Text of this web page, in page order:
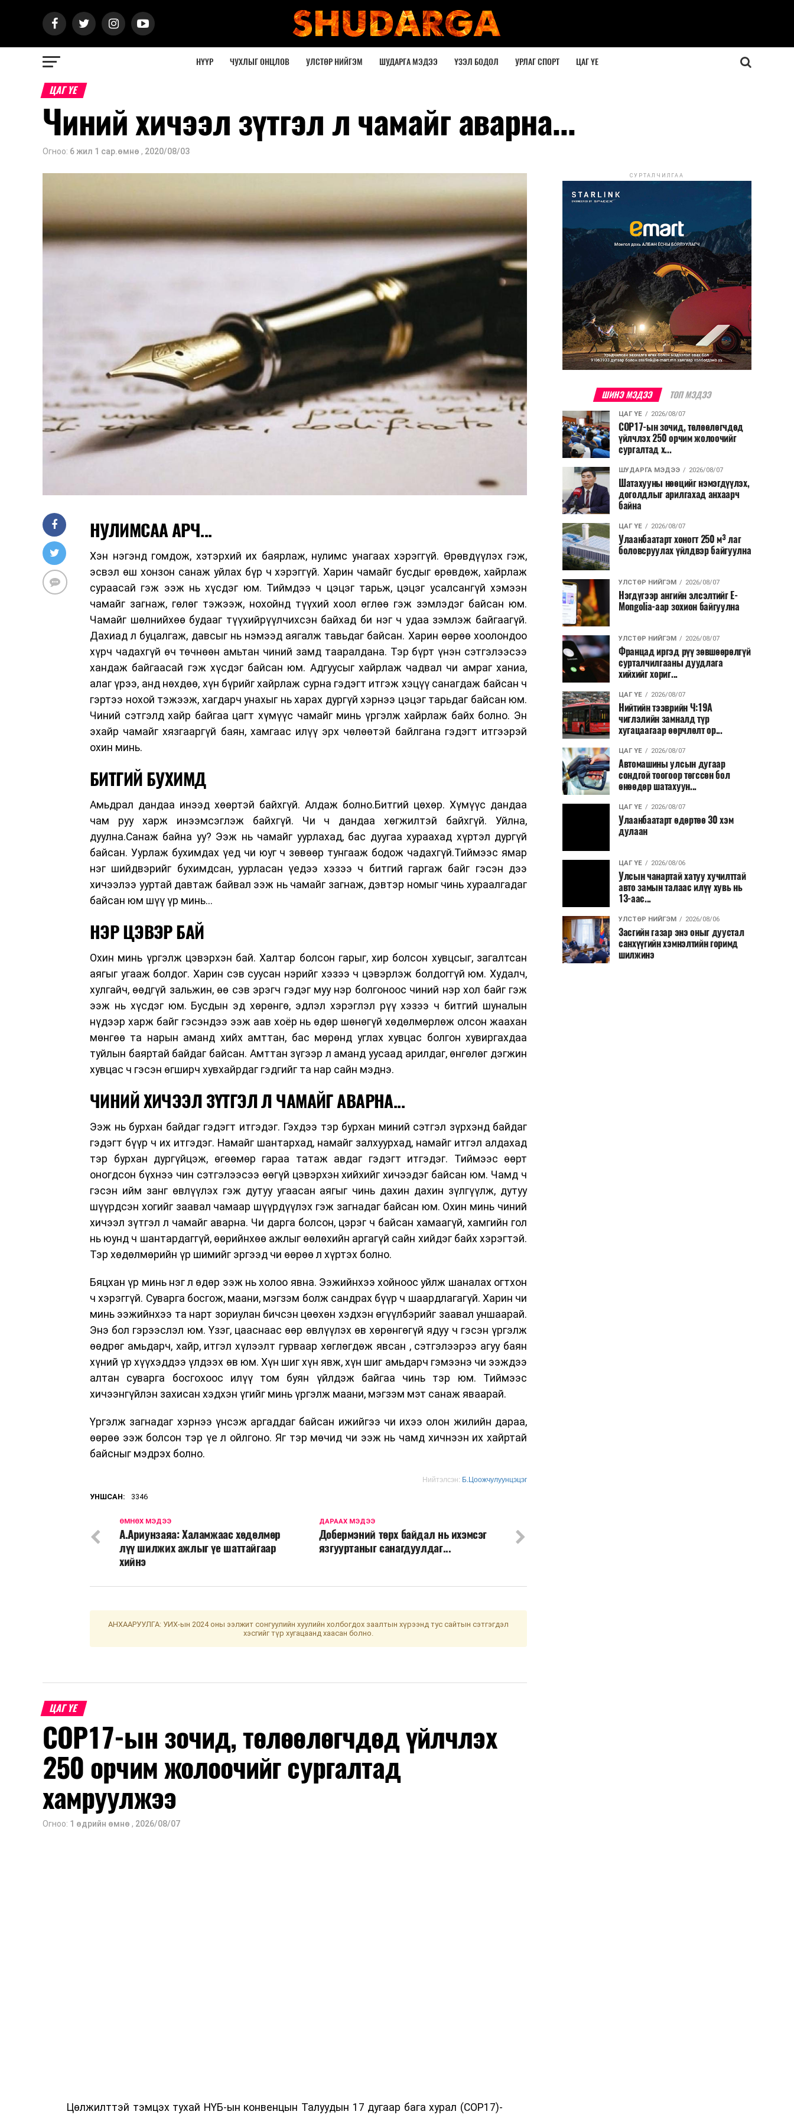
НҮҮР ЧУХЛЫГ ОНЦЛОВ УЛСТӨР НИЙГЭМ ШУДАРГА МЭДЭЭ ҮЗЭЛ БОДОЛ УРЛАГ СПОРТ ЦАГ ҮЕ
ЦАГ ҮЕ
Чиний хичээл зүтгэл л чамайг аварна...
Огноо: 6 жил 1 сар.өмнө , 2020/08/03
НУЛИМСАА АРЧ...
Хэн нэгэнд гомдож, хэтэрхий их баярлаж, нулимс унагаах хэрэггүй. Өрөвдүүлэх гэж,
эсвэл өш хонзон санаж уйлах бүр ч хэрэггүй. Харин чамайг бусдыг өрөвдөж, хайрлаж
сураасай гэж ээж нь хүсдэг юм. Тиймдээ ч цэцэг тарьж, цэцэг усалсангүй хэмээн
чамайг загнаж, гөлөг тэжээж, нохойнд түүхий хоол өглөө гэж зэмлэдэг байсан юм.
Чамайг шөлнийхөө будааг түүхийрүүлчихсэн байхад би нэг ч удаа зэмлэж байгаагүй.
Дахиад л буцалгаж, давсыг нь нэмээд аягалж тавьдаг байсан. Харин өөрөө хоолондоо
хүрч чадахгүй өч төчнөөн амьтан чиний замд тааралдана. Тэр бүрт үнэн сэтгэлээсээ
хандаж байгаасай гэж хүсдэг байсан юм. Адгуусыг хайрлаж чадвал чи амраг ханиа,
алаг үрээ, анд нөхдөө, хүн бүрийг хайрлаж сурна гэдэгт итгэж хэцүү санагдаж байсан ч
гэртээ нохой тэжээж, хагдарч унахыг нь харах дургүй хэрнээ цэцэг тарьдаг байсан юм.
Чиний сэтгэлд хайр байгаа цагт хүмүүс чамайг минь үргэлж хайрлаж байх болно. Эн
эхайр чамайг хязгааргүй баян, хамгаас илүү эрх чөлөөтэй байлгана гэдэгт итгээрэй
охин минь.
БИТГИЙ БУХИМД
Амьдрал дандаа инээд хөөртэй байхгүй. Алдаж болно.Битгий цөхөр. Хүмүүс дандаа
чам руу харж инээмсэглэж байхгүй. Чи ч дандаа хөгжилтэй байхгүй. Уйлна,
дуулна.Санаж байна уу? Ээж нь чамайг уурлахад, бас дуугаа хураахад хүртэл дургүй
байсан. Уурлаж бухимдах үед чи юуг ч зөвөөр тунгааж бодож чадахгүй.Тиймээс ямар
нэг шийдвэрийг бухимдсан, уурласан үедээ хэзээ ч битгий гаргаж байг гэсэн дээ
хичээлээ ууртай давтаж байвал ээж нь чамайг загнаж, дэвтэр номыг чинь хураалгадаг
байсан юм шүү үр минь...
НЭР ЦЭВЭР БАЙ
Охин минь үргэлж цэвэрхэн бай. Халтар болсон гарыг, хир болсон хувцсыг, загалтсан
аягыг угааж болдог. Харин сэв суусан нэрийг хэзээ ч цэвэрлэж болдоггүй юм. Худалч,
хулгайч, өөдгүй зальжин, өө сэв эрэгч гэдэг муу нэр болгоноос чиний нэр хол байг гэж
ээж нь хүсдэг юм. Бусдын эд хөрөнгө, эдлэл хэрэглэл рүү хэзээ ч битгий шуналын
нүдээр харж байг гэсэндээ ээж аав хоёр нь өдөр шөнөгүй хөдөлмөрлөж олсон жаахан
мөнгөө та нарын аманд хийх амттан, бас мөрөнд углах хувцас болгон хувиргахдаа
туйлын баяртай байдаг байсан. Амттан зүгээр л аманд уусаад арилдаг, өнгөлөг дэгжин
хувцас ч гэсэн өгширч хувхайрдаг гэдгийг та нар сайн мэднэ.
ЧИНИЙ ХИЧЭЭЛ ЗҮТГЭЛ Л ЧАМАЙГ АВАРНА...
Ээж нь бурхан байдаг гэдэгт итгэдэг. Гэхдээ тэр бурхан миний сэтгэл зүрхэнд байдаг
гэдэгт бүүр ч их итгэдэг. Намайг шантархад, намайг залхуурхад, намайг итгэл алдахад
тэр бурхан дургүйцэж, өгөөмөр гараа татаж авдаг гэдэгт итгэдэг. Тиймээс өөрт
оногдсон бүхнээ чин сэтгэлээсээ өөгүй цэвэрхэн хийхийг хичээдэг байсан юм. Чамд ч
гэсэн ийм занг өвлүүлэх гэж дутуу угаасан аягыг чинь дахин дахин зүлгүүлж, дутуу
шүүрдсэн хогийг заавал чамаар шүүрдүүлэх гэж загнадаг байсан юм. Охин минь чиний
хичээл зүтгэл л чамайг аварна. Чи дарга болсон, цэрэг ч байсан хамаагүй, хамгийн гол
нь юунд ч шантардаггүй, өөрийнхөө ажлыг өөлөхийн аргагүй сайн хийдэг байх хэрэгтэй.
Тэр хөдөлмөрийн үр шимийг эргээд чи өөрөө л хүртэх болно.
Бяцхан үр минь нэг л өдөр ээж нь холоо явна. Ээжийнхээ хойноос уйлж шаналах огтхон
ч хэрэггүй. Суварга босгож, маани, мэгзэм болж сандрах бүүр ч шаардлагагүй. Харин чи
минь ээжийнхээ та нарт зориулан бичсэн цөөхөн хэдхэн өгүүлбэрийг заавал уншаарай.
Энэ бол гэрээслэл юм. Үзэг, цааснаас өөр өвлүүлэх өв хөрөнгөгүй ядуу ч гэсэн үргэлж
өөдрөг амьдарч, хайр, итгэл хүлээлт гурваар хөглөгдөж явсан , сэтгэлээрээ агуу баян
хүний үр хүүхэддээ үлдээх өв юм. Хүн шиг хүн явж, хүн шиг амьдарч гэмээнэ чи ээждээ
алтан суварга босгохоос илүү том буян үйлдэж байгаа чинь тэр юм. Тиймээс
хичээнгүйлэн захисан хэдхэн үгийг минь үргэлж маани, мэгзэм мэт санаж яваарай.
Үргэлж загнадаг хэрнээ үнсэж аргаддаг байсан ижийгээ чи ихээ олон жилийн дараа,
өөрөө ээж болсон тэр үе л ойлгоно. Яг тэр мөчид чи ээж нь чамд хичнээн их хайртай
байсныг мэдрэх болно.
Нийтэлсэн: Б.Цоожчулуунцэцэг
УНШСАН: 3346
ДАРААХ МЭДЭЭ
Добермэний төрх байдал нь ихэмсэг
язгууртаныг санагдуулдаг...
ӨМНӨХ МЭДЭЭ
А.Ариунзаяа: Халамжаас хөдөлмөр
лүү шилжих ажлыг үе шаттайгаар
хийнэ
АНХААРУУЛГА: УИХ-ын 2024 оны ээлжит сонгуулийн хуулийн холбогдох заалтын хүрээнд тус сайтын сэтгэгдэл
хэсгийг түр хугацаанд хаасан болно.
ЦАГ ҮЕ
COP17-ын зочид, төлөөлөгчдөд үйлчлэх
250 орчим жолоочийг сургалтад
хамруулжээ
Огноо: 1 өдрийн өмнө , 2026/08/07
Цөлжилттэй тэмцэх тухай НҮБ-ын конвенцын Талуудын 17 дугаар бага хурал (COP17)-
СУРТАЛЧИЛГАА
ШИНЭ МЭДЭЭ ТОП МЭДЭЭ
ЦАГ ҮЕ 2026/08/07
COP17-ын зочид, төлөөлөгчдөд
үйлчлэх 250 орчим жолоочийг
сургалтад х...
ШУДАРГА МЭДЭЭ 2026/08/07
Шатахууны нөөцийг нэмэгдүүлэх,
доголдлыг арилгахад анхаарч
байна
ЦАГ ҮЕ 2026/08/07
Улаанбаатарт хоногт 250 м³ лаг
боловсруулах үйлдвэр байгуулна
УЛСТӨР НИЙГЭМ 2026/08/07
Нэгдүгээр ангийн элсэлтийг E-
Mongolia-аар зохион байгуулна
УЛСТӨР НИЙГЭМ 2026/08/07
Францад иргэд рүү зөвшөөрөлгүй
сурталчилгааны дуудлага
хийхийг хориг...
ЦАГ ҮЕ 2026/08/07
Нийтийн тээврийн Ч:19А
чиглэлийн замналд түр
хугацаагаар өөрчлөлт ор...
ЦАГ ҮЕ 2026/08/07
Автомашины улсын дугаар
сондгой тоогоор төгссөн бол
өнөөдөр шатахуун...
ЦАГ ҮЕ 2026/08/07
Улаанбаатарт өдөртөө 30 хэм
дулаан
ЦАГ ҮЕ 2026/08/06
Улсын чанартай хатуу хучилттай
авто замын талаас илүү хувь нь
13-аас...
УЛСТӨР НИЙГЭМ 2026/08/06
Засгийн газар энэ оныг дуустал
санхүүгийн хэмнэлтийн горимд
шилжинэ